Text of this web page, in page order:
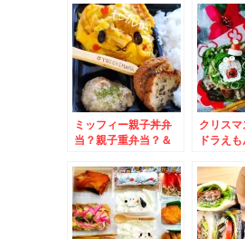
はやてまる・バカニラ
オロチョンラーメン
メン」が
ミッフィー親子丼弁
当？親子重弁当？＆
ﾃﾏﾙさんの「塩ラーメ
ン」(*´艸`*)うまし♪
クリス
ドラえ
道スイー
「
の「あ